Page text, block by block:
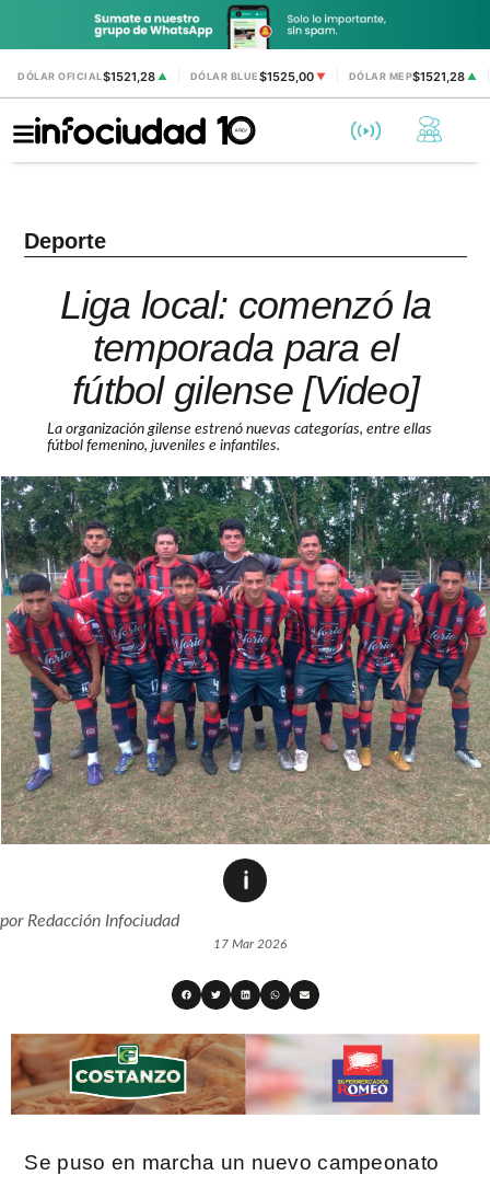
DÓLAR OFICIAL$1521,28 ▲ DÓLAR BLUE$1525,00 ▼ DÓLAR MEP$1521,28▲
Deporte
Liga local: comenzó la
temporada para el
fútbol gilense [Video]
La organización gilense estrenó nuevas categorías, entre ellas
fútbol femenino, juveniles e infantiles.
porRedacción Infociudad
17 Mar 2026
Se puso en marcha un nuevo campeonato